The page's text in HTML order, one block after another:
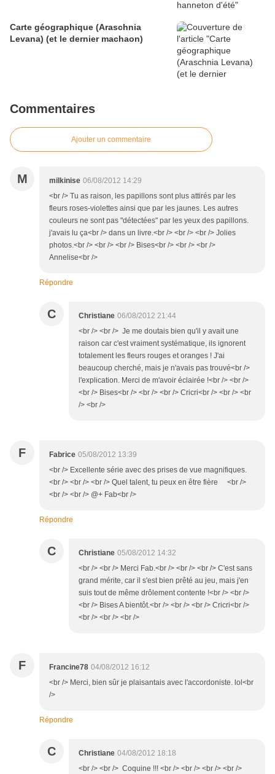
Carte géographique (Araschnia
Levana) (et le dernier machaon)
Commentaires
Ajouter un commentaire
M milkinise 06/08/2012 14:29
<br /> Tu as raison, les papillons sont plus attirés par les
fleurs roses-violettes ainsi que par les jaunes. Les autres
couleurs ne sont pas "détectées" par les yeux des papillons.
j'avais lu ça<br /> dans un livre.<br /> <br /> <br /> Jolies
photos.<br /> <br /> <br /> Bises<br /> <br /> <br />
Annelise<br />
Répondre
C Christiane 06/08/2012 21:44
<br /> <br /> Je me doutais bien qu'il y avait une
raison car c'est vraiment systématique, ils ignorent
totalement les fleurs rouges et oranges ! J'ai
beaucoup cherché, mais je n'avais pas trouvé<br />
l'explication. Merci de m'avoir éclairée !<br /> <br />
<br /> Bises<br /> <br /> <br /> Cricri<br /> <br /> <br
/> <br />
F Fabrice 05/08/2012 13:39
<br /> Excellente série avec des prises de vue magnifiques.
<br /> <br /> <br /> Quel talent, tu peux en être fière <br />
<br /> <br /> @+ Fab<br />
Répondre
C Christiane 05/08/2012 14:32
<br /> <br /> Merci Fab.<br /> <br /> <br /> C'est sans
grand mérite, car il s'est bien prêté au jeu, mais j'en
suis tout de même drôlement contente !<br /> <br />
<br /> Bises A bientôt.<br /> <br /> <br /> Cricri<br />
<br /> <br /> <br />
F Francine78 04/08/2012 16:12
<br /> Merci, bien sûr je plaisantais avec l'accordoniste. lol<br
/>
Répondre
C Christiane 04/08/2012 18:18
<br /> <br /> Coquine !!! <br /> <br /> <br /> <br />